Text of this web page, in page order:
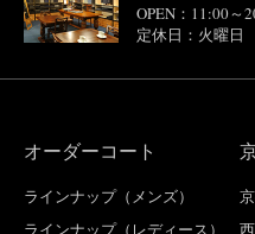
OPEN：11:00～
定休日：火曜日
オーダーコート
ラインナップ（メンズ）
ラインナップ（レディース）